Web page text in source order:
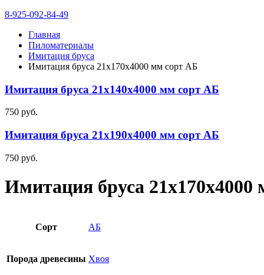
8-925-092-84-49
Главная
Пиломатериалы
Имитация бруса
Имитация бруса 21х170х4000 мм сорт АБ
Имитация бруса 21х140х4000 мм сорт АБ
750 руб.
Имитация бруса 21х190х4000 мм сорт АБ
750 руб.
Имитация бруса
Сорт АБ
Порода древесины Хвоя